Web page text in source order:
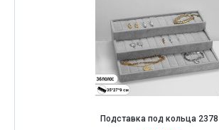
Подставка под кольца 2378